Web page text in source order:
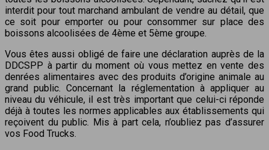
interdit pour tout marchand ambulant de vendre au détail, que
ce soit pour emporter ou pour consommer sur place des
boissons alcoolisées de 4ème et 5ème groupe.
Vous êtes aussi obligé de faire une déclaration auprès de la
DDCSPP à partir du moment où vous mettez en vente des
denrées alimentaires avec des produits d’origine animale au
grand public. Concernant la réglementation à appliquer au
niveau du véhicule, il est très important que celui-ci réponde
déjà à toutes les normes applicables aux établissements qui
reçoivent du public. Mis à part cela, n’oubliez pas d’assurer
vos Food Trucks.